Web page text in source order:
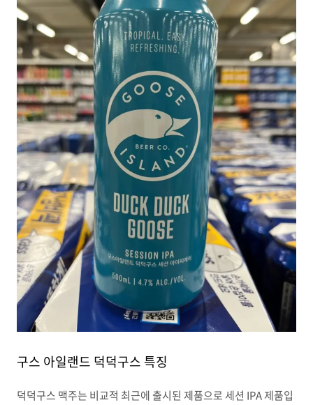
구스 아일랜드 덕덕구스 특징
덕덕구스 맥주는 비교적 최근에 출시된 제품으로 세션 IPA 제품입